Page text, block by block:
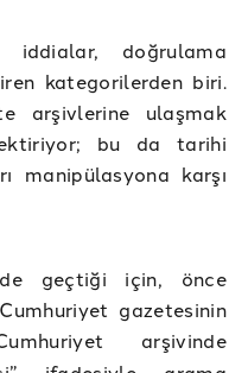
iddialar, doğrulama
kategorilerden biri.
arşivlerine ulaşmak
bu da tarihi
manipülasyona karşı
geçtiği için, önce
gazetesinin
arşivinde